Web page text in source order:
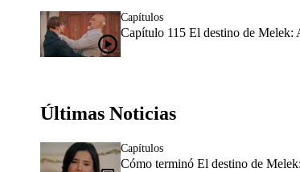
Capítulos
Capítulo 115 El destino de Melek:
Últimas Noticias
Capítulos
Cómo terminó El destino de